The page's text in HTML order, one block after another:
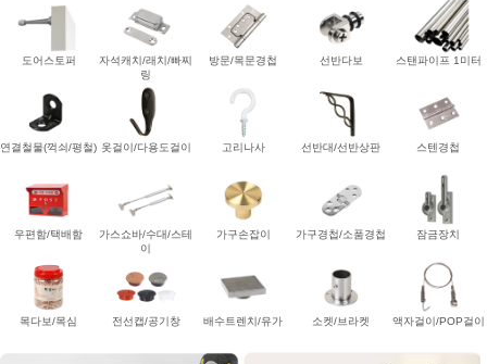
도어스토퍼
자석캐치/래치/빠찌
링
방문/목문경첩 선반다보 스탠파이프 1미터
연결철물(꺽쇠/평철) 옷걸이/다용도걸이 고리나사 선반대/선반상판 스텐경첩
우편함/택배함
가스쇼바/수대/스테
이
가구손잡이 가구경첩/소품경첩 잠금장치
목다보/목심 전선캡/공기창 배수트렌치/유가 소켓/브라켓 액자걸이/POP걸이